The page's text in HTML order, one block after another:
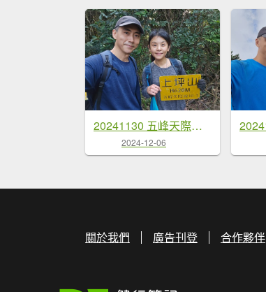
20241130 五峰天際線(逆)
2024-12-06
關於我們 廣告刊登 合作夥伴